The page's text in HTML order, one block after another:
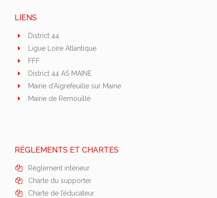
LIENS
District 44
Ligue Loire Atlantique
FFF
District 44 AS MAINE
Mairie d’Aigrefeuille sur Maine
Mairie de Remouillé
RÉGLEMENTS ET CHARTES
Réglement intérieur
Charte du supporter
Charte de l’éducateur